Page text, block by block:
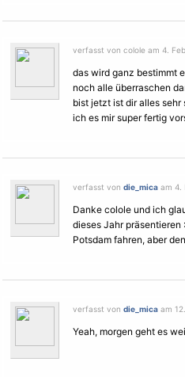
verfasst von colole am 4.
das wird ganz bestimmt
noch alle überraschen
bist jetzt ist dir alles
ich es mir super fertig
verfasst von die_mica am 4.
Danke colole und ich
dieses Jahr
Potsdam fahren, aber
verfasst von die_mica am
Yeah, morgen geht es